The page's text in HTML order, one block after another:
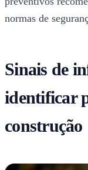
normas de
Sinais de
identificar
construção